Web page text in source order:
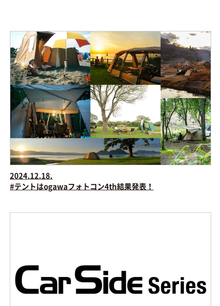
2024.12.18.
#テントはogawaフォトコン4th結果発表！